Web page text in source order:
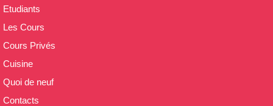
Etudiants
Les Cours
Cours Privés
Cuisine
Quoi de neuf
Contacts